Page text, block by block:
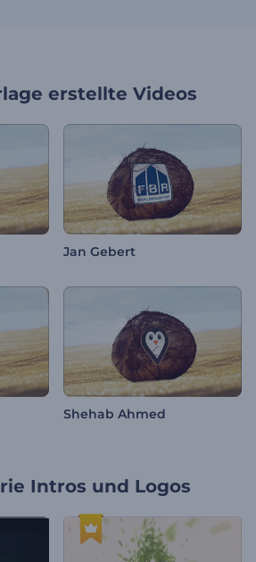
erstellte Videos
Jan Gebert
Shehab Ahmed
Intros und Logos